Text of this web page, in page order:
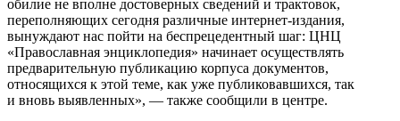
обилие не вполне достоверных сведений и трактовок,
переполняющих сегодня различные интернет-издания,
вынуждают нас пойти на беспрецедентный шаг: ЦНЦ
«Православная энциклопедия» начинает осуществлять
предварительную публикацию корпуса документов,
относящихся к этой теме, как уже публиковавшихся, так
и вновь выявленных», — также сообщили в центре.